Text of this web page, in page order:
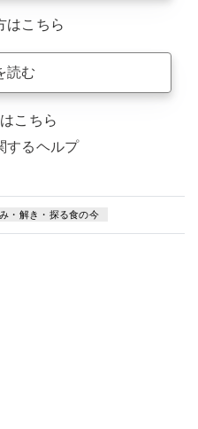
はこちら
読む
こちら
するヘルプ
・解き・探る食の今